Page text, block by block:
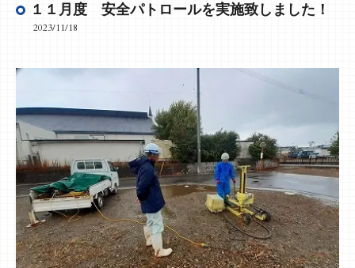
１１月度 安全パトロールを実施致しました！
2023/11/18